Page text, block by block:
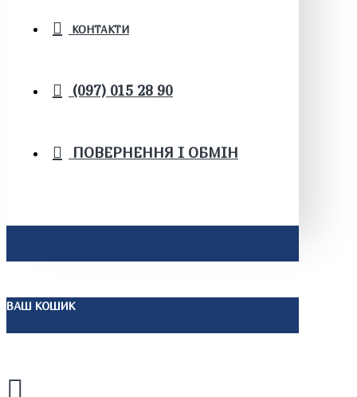
КОНТАКТИ
(097) 015 28 90
ПОВЕРНЕННЯ І ОБМІН
ВАШ КОШИК